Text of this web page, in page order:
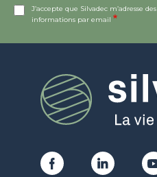
J’accepte que Silvadec m’adresse des
informations par email